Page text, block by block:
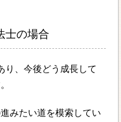
士の場合
り、今後どう成長して
みたい道を模索してい